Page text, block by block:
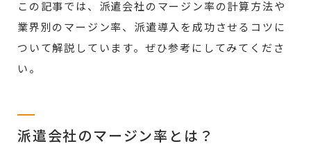
この記事では、派遣会社のマージン率の計算方法や
業界別のマージン率、派遣導入を成功させるコツに
ついて解説しています。ぜひ参考にしてみてくださ
い。
派遣会社のマージン率とは？